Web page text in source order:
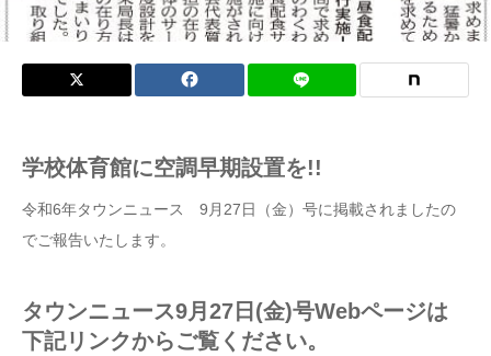
学校体育館に空調早期設置を!!
令和6年タウンニュース 9月27日（金）号に掲載されましたの
でご報告いたします。
タウンニュース9月27日(金)号Webページは
下記リンクからご覧ください。